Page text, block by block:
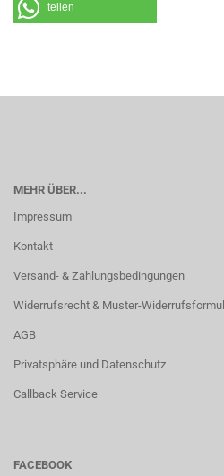
teilen
MEHR ÜBER...
Impressum
Kontakt
Versand- & Zahlungsbedingungen
Widerrufsrecht & Muster-
AGB
Privatsphäre und Datenschutz
Callback Service
FACEBOOK